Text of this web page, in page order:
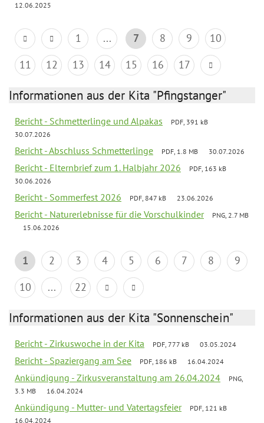
12.06.2025
1 ... 7 8 9
10
11
12 13 14 15 16 17
Informationen aus der Kita "Pfingstanger"
Bericht - Schmetterlinge und Alpakas
PDF, 391 kB
30.07.2026
Bericht - Abschluss Schmetterlinge PDF, 1.8 MB 30.07.2026
Bericht - Elternbrief zum 1. Halbjahr 2026
PDF, 163 kB
30.06.2026
Bericht - Sommerfest 2026 PDF, 847 kB 23.06.2026
Bericht - Naturerlebnisse für die Vorschulkinder
PNG, 2.7 MB
15.06.2026
1 2 3 4 5 6 7 8
9
10
... 22
Informationen aus der Kita "Sonnenschein"
Bericht - Zirkuswoche in der Kita PDF, 777 kB 03.05.2024
Bericht - Spaziergang am See PDF, 186 kB 16.04.2024
Ankündigung - Zirkusveranstaltung am 26.04.2024
PNG,
3.3 MB
16.04.2024
Ankündigung - Mutter- und Vatertagsfeier
PDF, 121 kB
16.04.2024